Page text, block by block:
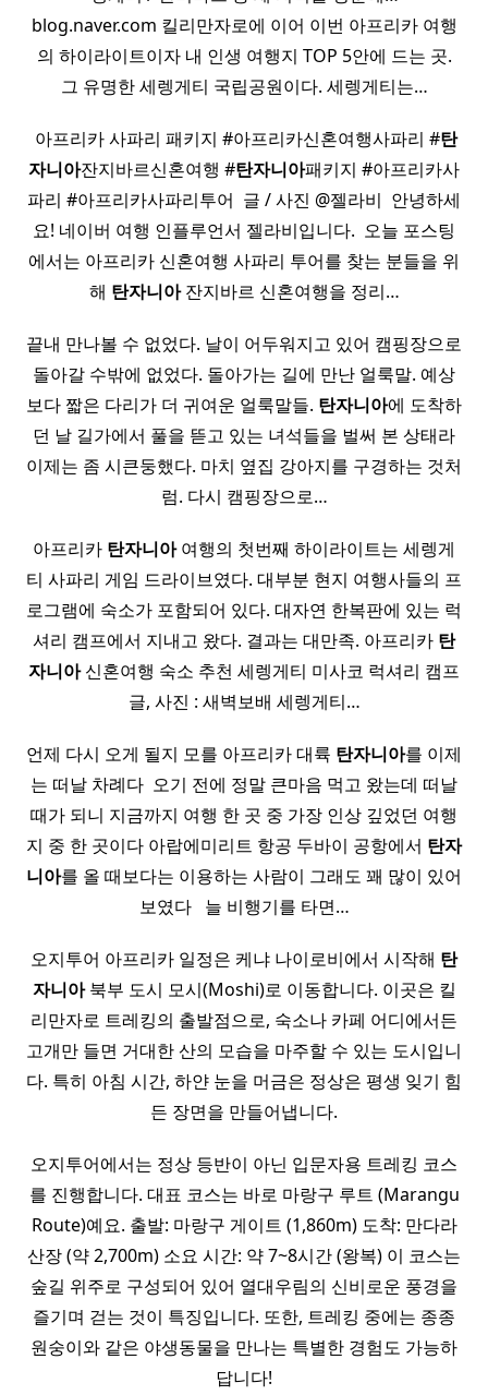
blog.naver.com 킬리만자로에 이어 이번 아프리카 여행
의 하이라이트이자 내 인생 여행지 TOP 5안에 드는 곳.
그 유명한 세렝게티 국립공원이다. 세렝게티는…
​ 아프리카 사파리 패키지 #아프리카신혼여행사파리 #탄
자니아잔지바르신혼여행 #탄자니아패키지 #아프리카사
파리 #아프리카사파리투어 ​ 글 / 사진 @젤라비 ​ 안녕하세
요! 네이버 여행 인플루언서 젤라비입니다. ​ 오늘 포스팅
에서는 아프리카 신혼여행 사파리 투어를 찾는 분들을 위
해 탄자니아잔지바르 신혼여행을 정리…
끝내 만나볼 수 없었다. 날이 어두워지고 있어 캠핑장으로
돌아갈 수밖에 없었다. 돌아가는 길에 만난 얼룩말. 예상
보다 짧은 다리가 더 귀여운 얼룩말들. 탄자니아에 도착하
던 날 길가에서 풀을 뜯고 있는 녀석들을 벌써 본 상태라
이제는 좀 시큰둥했다. 마치 옆집 강아지를 구경하는 것처
럼. 다시 캠핑장으로…
아프리카 탄자니아여행의 첫번째 하이라이트는 세렝게
티 사파리 게임 드라이브였다. 대부분 현지 여행사들의 프
로그램에 숙소가 포함되어 있다. 대자연 한복판에 있는 럭
셔리 캠프에서 지내고 왔다. 결과는 대만족. 아프리카 탄
자니아신혼여행 숙소 추천 세렝게티 미사코 럭셔리 캠프
글, 사진 : 새벽보배 세렝게티…
언제 다시 오게 될지 모를 아프리카 대륙 탄자니아를 이제
는 떠날 차례다 ​ 오기 전에 정말 큰마음 먹고 왔는데 떠날
때가 되니 지금까지 여행 한 곳 중 가장 인상 깊었던 여행
지 중 한 곳이다 아랍에미리트 항공 두바이 공항에서 탄자
니아를 올 때보다는 이용하는 사람이 그래도 꽤 많이 있어
보였다 ​ ​ 늘 비행기를 타면…
오지투어 아프리카 일정은 케냐 나이로비에서 시작해 탄
자니아북부 도시 모시(Moshi)로 이동합니다. 이곳은 킬
리만자로 트레킹의 출발점으로, 숙소나 카페 어디에서든
고개만 들면 거대한 산의 모습을 마주할 수 있는 도시입니
다. 특히 아침 시간, 하얀 눈을 머금은 정상은 평생 잊기 힘
든 장면을 만들어냅니다.
오지투어에서는 정상 등반이 아닌 입문자용 트레킹 코스
를 진행합니다. 대표 코스는 바로 마랑구 루트 (Marangu
Route)예요. 출발: 마랑구 게이트 (1,860m) 도착: 만다라
산장 (약 2,700m) 소요 시간: 약 7~8시간 (왕복) 이 코스는
숲길 위주로 구성되어 있어 열대우림의 신비로운 풍경을
즐기며 걷는 것이 특징입니다. 또한, 트레킹 중에는 종종
원숭이와 같은 야생동물을 만나는 특별한 경험도 가능하
답니다!